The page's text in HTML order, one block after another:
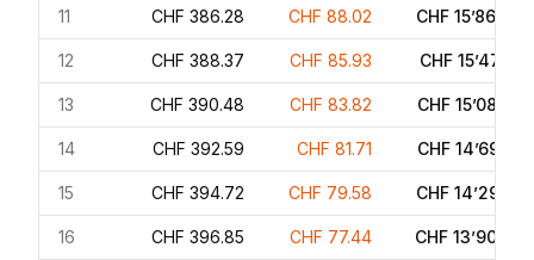
11 CHF 386.28 CHF 88.02 CHF 15’863.56
12 CHF 388.37 CHF 85.93 CHF 15’475.19
13 CHF 390.48 CHF 83.82 CHF 15’084.71
14 CHF 392.59 CHF 81.71 CHF 14’692.12
15 CHF 394.72 CHF 79.58 CHF 14’297.41
16 CHF 396.85 CHF 77.44 CHF 13’900.55